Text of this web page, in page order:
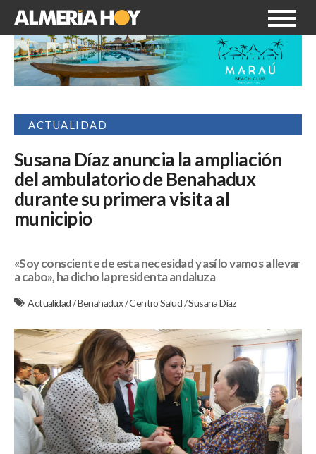
ACTUALIDAD
Susana Díaz anuncia la ampliación
del ambulatorio de Benahadux
durante su primera visita al
municipio
«Soy consciente de esta necesidad y así lo vamos a llevar
a cabo», ha dicho la presidenta andaluza
Actualidad/Benahadux/Centro Salud/Susana Díaz